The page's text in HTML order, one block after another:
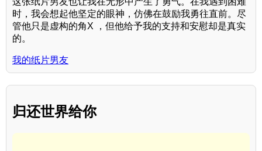
时，我会想起他坚定的眼神，仿佛在鼓励我勇往直前。尽
管他只是虚构的角X ，但他给予我的支持和安慰却是真实
的。
我的纸片男友
归还世界给你